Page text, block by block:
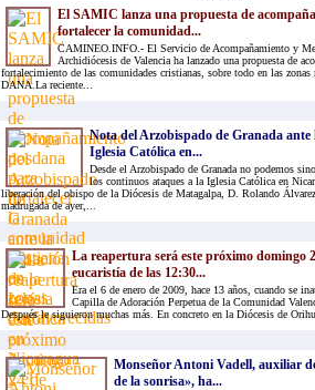
El SAMIC lanza una propuesta de
fortalecer la comunidad...
CAMINEO.INFO.- El Servicio de Acompañamiento y
Archidiócesis de Valencia ha lanzado una propuesta de
fortalecimiento de las comunidades cristianas, sobre todo en las zonas
DANA.La reciente...
Nota del Arzobispado de Granada ante
Iglesia Católica en...
Desde el Arzobispado de Granada no podemos
los continuos ataques a la Iglesia Católica en
liberación del obispo de la Diócesis de Matagalpa, D. Rolando
madrugada de ayer,...
La reapertura será este próximo domingo
eucaristía de las 12:30...
Era el 6 de enero de 2009, hace 13 años, cuando se
Capilla de Adoración Perpetua de la Comunidad
Después le siguieron muchas más. En concreto en la Diócesis de
Monseñor Antoni Vadell, auxiliar
de la sonrisa», ha...